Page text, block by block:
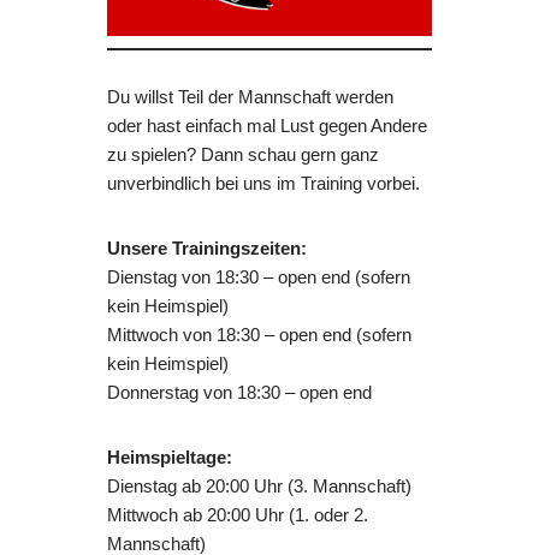
Du willst Teil der Mannschaft werden
oder hast einfach mal Lust gegen Andere
zu spielen? Dann schau gern ganz
unverbindlich bei uns im Training vorbei.
Unsere Trainingszeiten:
Dienstag von 18:30 – open end (sofern
kein Heimspiel)
Mittwoch von 18:30 – open end (sofern
kein Heimspiel)
Donnerstag von 18:30 – open end
Heimspieltage:
Dienstag ab 20:00 Uhr (3. Mannschaft)
Mittwoch ab 20:00 Uhr (1. oder 2.
Mannschaft)